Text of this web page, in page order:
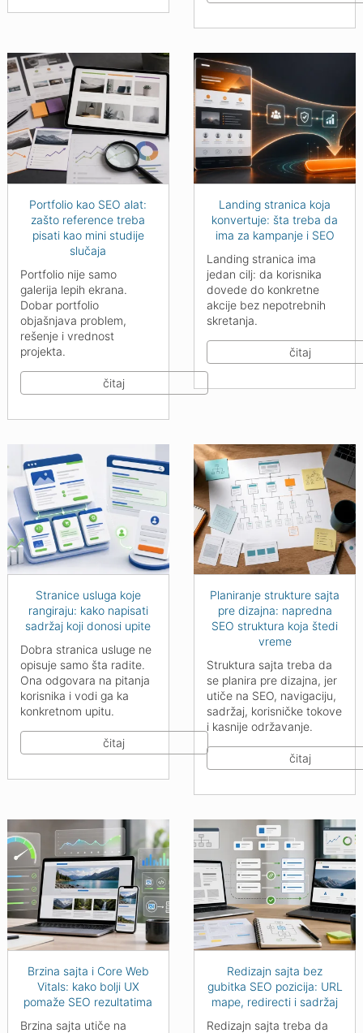
Portfolio kao SEO alat:
zašto reference treba
pisati kao mini studije
slučaja
Portfolio nije samo
galerija lepih ekrana.
Dobar portfolio
objašnjava problem,
rešenje i vrednost
projekta.
čitaj
Landing stranica koja
konvertuje: šta treba da
ima za kampanje i SEO
Landing stranica ima
jedan cilj: da korisnika
dovede do konkretne
akcije bez nepotrebnih
skretanja.
čitaj
Stranice usluga koje
rangiraju: kako napisati
sadržaj koji donosi upite
Dobra stranica usluge ne
opisuje samo šta radite.
Ona odgovara na pitanja
korisnika i vodi ga ka
konkretnom upitu.
čitaj
Planiranje strukture sajta
pre dizajna: napredna
SEO struktura koja štedi
vreme
Struktura sajta treba da
se planira pre dizajna, jer
utiče na SEO, navigaciju,
sadržaj, korisničke tokove
i kasnije održavanje.
čitaj
Brzina sajta i Core Web
Vitals: kako bolji UX
pomaže SEO rezultatima
Brzina sajta utiče na
Redizajn sajta bez
gubitka SEO pozicija: URL
mape, redirecti i sadržaj
Redizajn sajta treba da